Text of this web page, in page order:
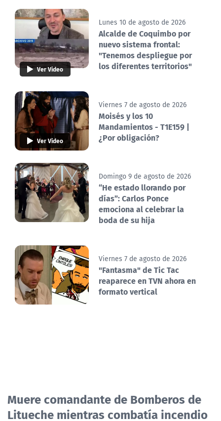
Ver Video
Lunes 10 de agosto de 2026
Alcalde de Coquimbo por
nuevo sistema frontal:
"Tenemos despliegue por
los diferentes territorios"
Ver Video
Viernes 7 de agosto de 2026
Moisés y los 10
Mandamientos - T1E159 |
¿Por obligación?
Domingo 9 de agosto de 2026
“He estado llorando por
días”: Carlos Ponce
emociona al celebrar la
boda de su hija
Viernes 7 de agosto de 2026
"Fantasma" de Tic Tac
reaparece en TVN ahora en
formato vertical
Muere comandante de Bomberos de
Litueche mientras combatía incendio